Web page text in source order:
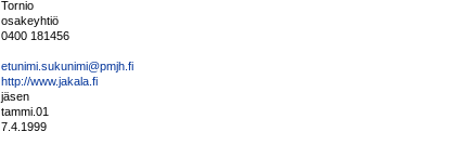
Tornio
osakeyhtiö
0400 181456
etunimi.sukunimi@pmjh.fi
http://www.jakala.fi
jäsen
tammi.01
7.4.1999